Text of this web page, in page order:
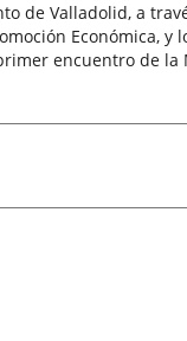
de Valladolid, a
Económica,
encuentro de la